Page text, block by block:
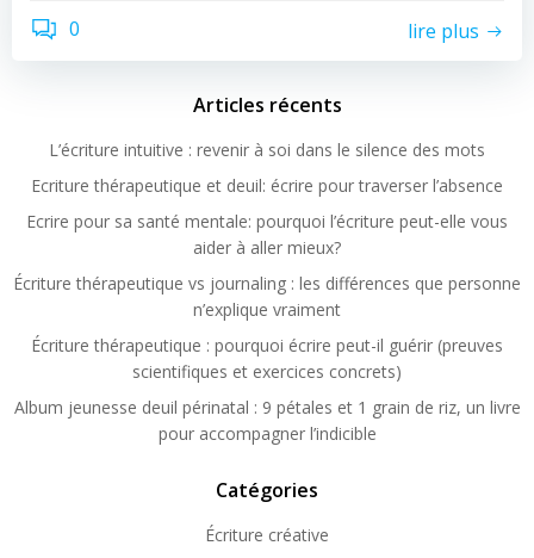
0 lire plus
Articles récents
L’écriture intuitive : revenir à soi dans le silence des mots
Ecriture thérapeutique et deuil: écrire pour traverser l’absence
Ecrire pour sa santé mentale: pourquoi l’écriture peut-elle vous
aider à aller mieux?
Écriture thérapeutique vs journaling : les différences que personne
n’explique vraiment
Écriture thérapeutique : pourquoi écrire peut-il guérir (preuves
scientifiques et exercices concrets)
Album jeunesse deuil périnatal : 9 pétales et 1 grain de riz, un livre
pour accompagner l’indicible
Catégories
Écriture créative